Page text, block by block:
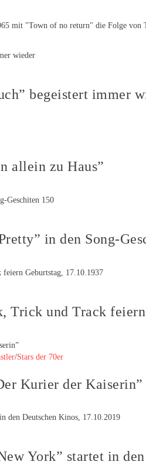
mit "Town of no return" die Folge von
begeistert immer
allein zu Haus”
in den Song-
Trick und Track
/Stars der 70er
Kurier der Kaiserin”
York” startet in